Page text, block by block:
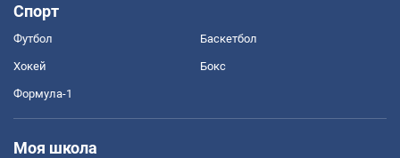
Спорт
Футбол Баскетбол
Хокей Бокс
Формула-1
Моя школа